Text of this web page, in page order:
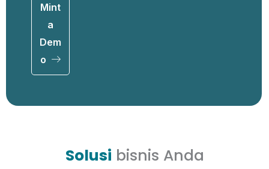
Mint
a
Dem
o
Solusi bisnis Anda